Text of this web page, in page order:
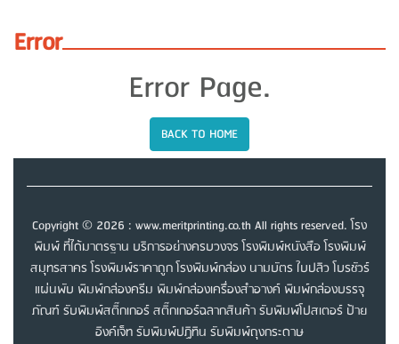
Error
Error Page.
BACK TO HOME
Copyright © 2026 : www.meritprinting.co.th All rights reserved. โรง
พิมพ์ ที่ได้มาตรฐาน บริการอย่างครบวงจร โรงพิมพ์หนังสือ โรงพิมพ์
สมุทรสาคร โรงพิมพ์ราคาถูก โรงพิมพ์กล่อง นามบัตร ใบปลิว โบรชัวร์
แผ่นพับ พิมพ์กล่องครีม พิมพ์กล่องเครื่องสำอางค์ พิมพ์กล่องบรรจุ
ภัณฑ์ รับพิมพ์สติ๊กเกอร์ สติ๊กเกอร์ฉลากสินค้า รับพิมพ์โปสเตอร์ ป้าย
อิงค์เจ็ท รับพิมพ์ปฏิทิน รับพิมพ์ถุงกระดาษ